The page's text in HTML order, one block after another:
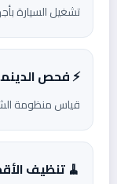
تشغيل السيارة
⚡ فحص
قياس منظومة
🧹 تنظيف